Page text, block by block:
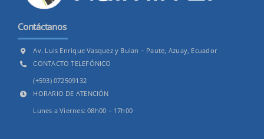
Contáctanos
Av. Luis Enrique Vasquez y Bulan – Paute, Azuay, Ecuador
CONTACTO TELEFÓNICO
(+593) 072509132
HORARIO DE ATENCIÓN
Lunes a Viernes: 08h00 – 17h00